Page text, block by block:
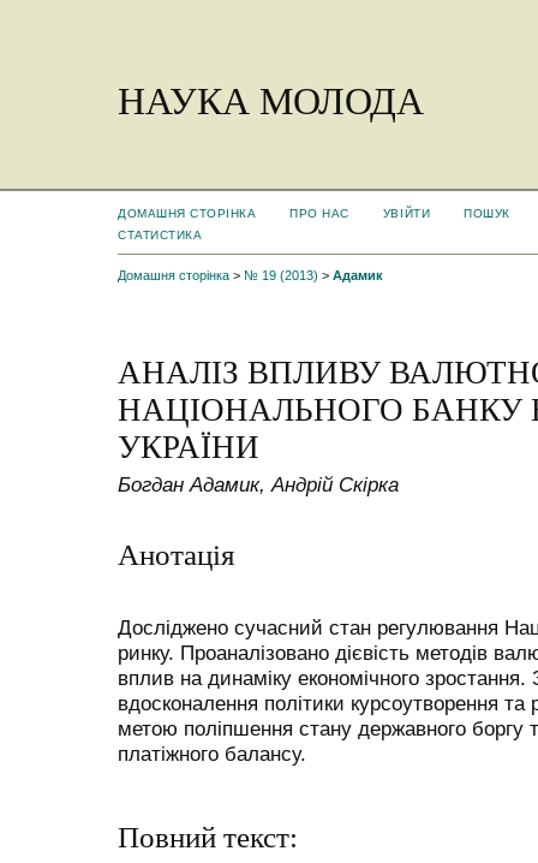
НАУКА МОЛОДА
ДОМАШНЯ СТОРІНКА ПРО НАС УВІЙТИ
ПОШУК
СТАТИСТИКА
Домашня сторінка > № 19 (2013) > Адамик
АНАЛІЗ ВПЛИВУ
НАЦІОНАЛЬНОГО БАНКУ
УКРАЇНИ
Богдан Адамик, Андрій Скірка
Анотація
Досліджено сучасний стан регулювання
ринку. Проаналізо­вано дієвість методів
вплив на динаміку економічного
вдосконалення політики курсоутворення
метою поліпшення стану державного боргу
платіжного балансу.
Повний текст: